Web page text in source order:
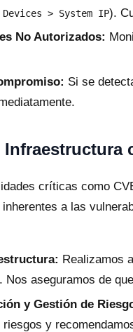
Devices > System IP).
No Autorizados:
Si se
críticas como
a las
Realizamos
Nos aseguramos de
y Gestión de
y